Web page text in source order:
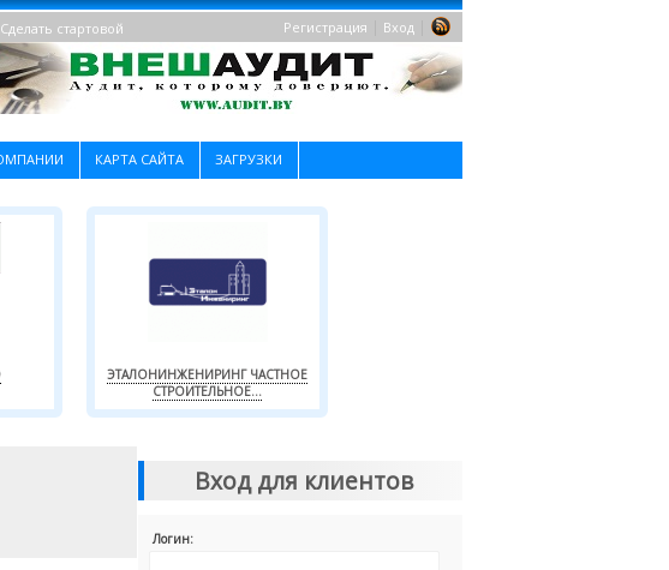
Регистрация Вход
Сделать стартовой
КАРТА САЙТА ЗАГРУЗКИ
ЭТАЛОНИНЖЕНИРИНГ ЧАСТНОЕ
СТРОИТЕЛЬНОЕ...
Вход для клиентов
Логин: